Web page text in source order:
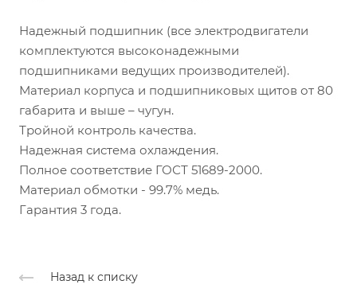
Надежный подшипник (все электродвигатели
комплектуются высоконадежными
подшипниками ведущих производителей).
Материал корпуса и подшипниковых щитов от 80
габарита и выше – чугун.
Тройной контроль качества.
Надежная система охлаждения.
Полное соответствие ГОСТ 51689-2000.
Материал обмотки - 99.7% медь.
Гарантия 3 года.
Назад к списку